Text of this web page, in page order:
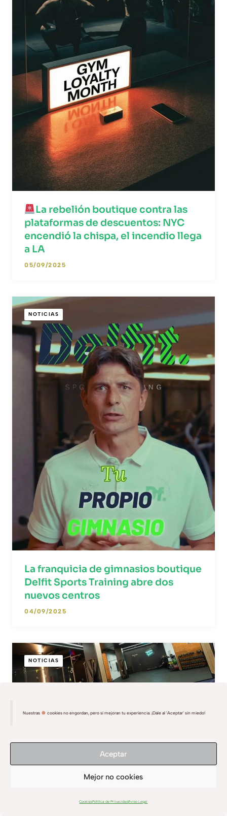
Nuestras cookies no engordan, pero sí mejoran tu experiencia. ¡Dale al 'Aceptar' sin miedo!
Aceptar
Mejor no cookies
CookiesPolítica de PrivacidadAviso Legal
La rebelión boutique contra las
plataformas de descuentos: NYC
encendió la chispa, el incendio llega
a LA
05/09/2025
NOTICIAS
La franquicia de gimnasios boutique
Delfit Sports Training abre dos
nuevos centros
04/09/2025
NOTICIAS